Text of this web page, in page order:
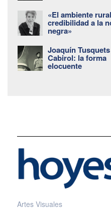
«El ambiente
credibilidad a la
negra»
Joaquín
Cabirol: la forma
elocuente
Artes Visuales